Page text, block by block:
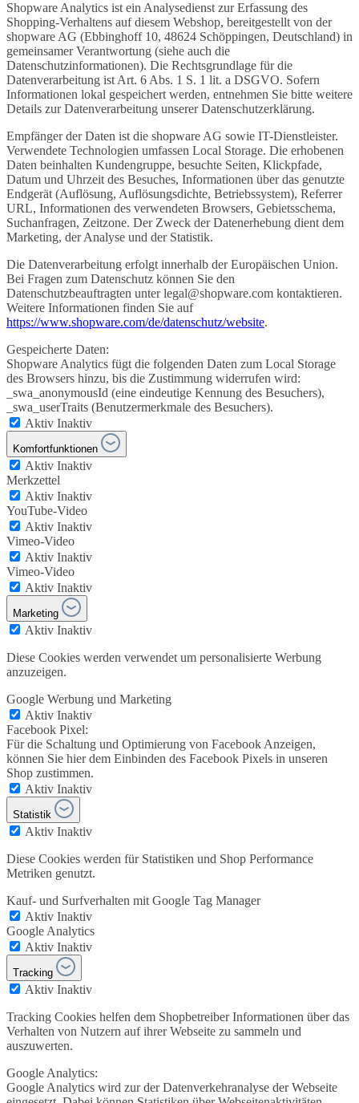
Shopware Analytics ist ein Analysedienst zur Erfassung des
Shopping-Verhaltens auf diesem Webshop, bereitgestellt von der
shopware AG (Ebbinghoff 10, 48624 Schöppingen, Deutschland) in
gemeinsamer Verantwortung (siehe auch die
Datenschutzinformationen). Die Rechtsgrundlage für die
Datenverarbeitung ist Art. 6 Abs. 1 S. 1 lit. a DSGVO. Sofern
Informationen lokal gespeichert werden, entnehmen Sie bitte weitere
Details zur Datenverarbeitung unserer Datenschutzerklärung.
Empfänger der Daten ist die shopware AG sowie IT-Dienstleister.
Verwendete Technologien umfassen Local Storage. Die erhobenen
Daten beinhalten Kundengruppe, besuchte Seiten, Klickpfade,
Datum und Uhrzeit des Besuches, Informationen über das genutzte
Endgerät (Auflösung, Auflösungsdichte, Betriebssystem), Referrer
URL, Informationen des verwendeten Browsers, Gebietsschema,
Suchanfragen, Zeitzone. Der Zweck der Datenerhebung dient dem
Marketing, der Analyse und der Statistik.
Die Datenverarbeitung erfolgt innerhalb der Europäischen Union.
Bei Fragen zum Datenschutz können Sie den
Datenschutzbeauftragten unter legal@shopware.com kontaktieren.
Weitere Informationen finden Sie auf
https://www.shopware.com/de/datenschutz/website.
Gespeicherte Daten:
Shopware Analytics fügt die folgenden Daten zum Local Storage
des Browsers hinzu, bis die Zustimmung widerrufen wird:
_swa_anonymousId (eine eindeutige Kennung des Besuchers),
_swa_userTraits (Benutzermerkmale des Besuchers).
Aktiv Inaktiv
Komfortfunktionen
Aktiv Inaktiv
Merkzettel
Aktiv Inaktiv
YouTube-Video
Aktiv Inaktiv
Vimeo-Video
Aktiv Inaktiv
Vimeo-Video
Aktiv Inaktiv
Marketing
Aktiv Inaktiv
Diese Cookies werden verwendet um personalisierte Werbung
anzuzeigen.
Google Werbung und Marketing
Aktiv Inaktiv
Facebook Pixel:
Für die Schaltung und Optimierung von Facebook Anzeigen,
können Sie hier dem Einbinden des Facebook Pixels in unseren
Shop zustimmen.
Aktiv Inaktiv
Statistik
Aktiv Inaktiv
Diese Cookies werden für Statistiken und Shop Performance
Metriken genutzt.
Kauf- und Surfverhalten mit Google Tag Manager
Aktiv Inaktiv
Google Analytics
Aktiv Inaktiv
Tracking
Aktiv Inaktiv
Tracking Cookies helfen dem Shopbetreiber Informationen über das
Verhalten von Nutzern auf ihrer Webseite zu sammeln und
auszuwerten.
Google Analytics:
Google Analytics wird zur der Datenverkehranalyse der Webseite